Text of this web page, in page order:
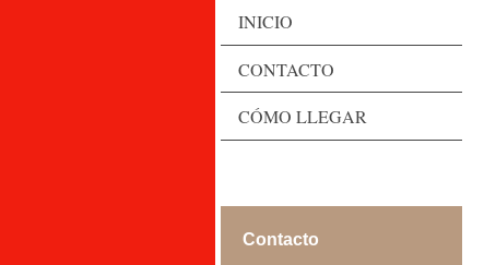
INICIO
CONTACTO
CÓMO LLEGAR
Contacto